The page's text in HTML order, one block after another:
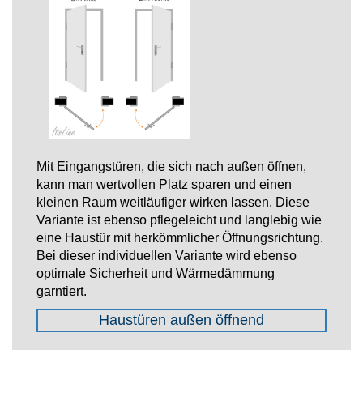
Mit Eingangstüren, die sich nach außen öffnen,
kann man wertvollen Platz sparen und einen
kleinen Raum weitläufiger wirken lassen. Diese
Variante ist ebenso pflegeleicht und langlebig wie
eine Haustür mit herkömmlicher Öffnungsrichtung.
Bei dieser individuellen Variante wird ebenso
optimale Sicherheit und Wärmedämmung
garntiert.
Haustüren außen öffnend